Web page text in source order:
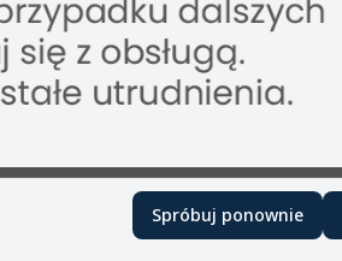
Spróbuj ponownie